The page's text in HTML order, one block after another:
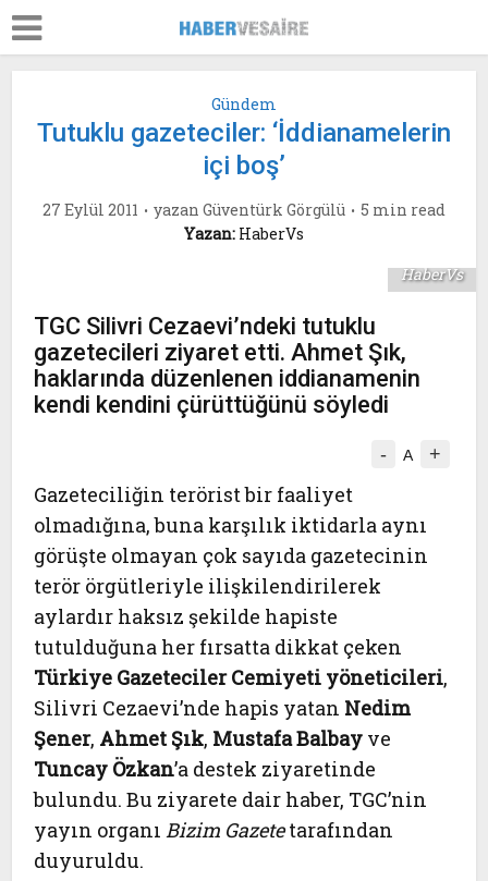
Gündem
Tutuklu gazeteciler: ‘İddianamelerin
içi boş’
27 Eylül 2011 yazan Güventürk Görgülü
5 min read
Yazan: HaberVs
HaberVs
TGC Silivri Cezaevi’ndeki tutuklu
gazetecileri ziyaret etti. Ahmet Şık,
haklarında düzenlenen iddianamenin
kendi kendini çürüttüğünü söyledi
- A +
Gazeteciliğin terörist bir faaliyet
olmadığına, buna karşılık iktidarla aynı
görüşte olmayan çok sayıda gazetecinin
terör örgütleriyle ilişkilendirilerek
aylardır haksız şekilde hapiste
tutulduğuna her fırsatta dikkat çeken
Türkiye Gazeteciler Cemiyeti yöneticileri,
Silivri Cezaevi’nde hapis yatan Nedim
Şener, Ahmet Şık, Mustafa Balbay ve
Tuncay Özkan’a destek ziyaretinde
bulundu. Bu ziyarete dair haber, TGC’nin
yayın organıBizim Gazetetarafından
duyuruldu.